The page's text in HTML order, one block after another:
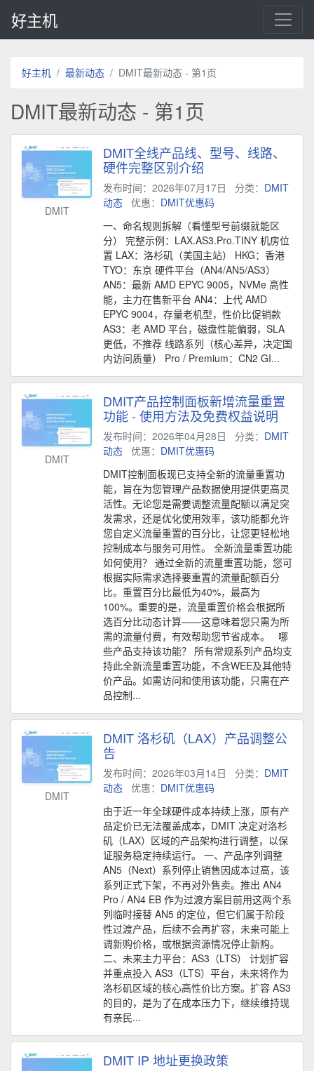
好主机
好主机 最新动态 DMIT最新动态 - 第1页
DMIT最新动态 - 第1页
DMIT
DMIT全线产品线、型号、线路、
硬件完整区别介绍
发布时间：2026年07月17日 分类： DMIT
动态 优惠： DMIT优惠码
一、命名规则拆解（看懂型号前缀就能区
分） 完整示例：LAX.AS3.Pro.TINY 机房位
置 LAX：洛杉矶（美国主站） HKG：香港
TYO：东京 硬件平台（AN4/AN5/AS3）
AN5：最新 AMD EPYC 9005，NVMe 高性
能，主力在售新平台 AN4：上代 AMD
EPYC 9004，存量老机型，性价比促销款
AS3：老 AMD 平台，磁盘性能偏弱，SLA
更低，不推荐 线路系列（核心差异，决定国
内访问质量） Pro / Premium：CN2 GI...
DMIT
DMIT产品控制面板新增流量重置
功能 - 使用方法及免费权益说明
发布时间：2026年04月28日 分类： DMIT
动态 优惠： DMIT优惠码
DMIT控制面板现已支持全新的流量重置功
能，旨在为您管理产品数据使用提供更高灵
活性。无论您是需要调整流量配额以满足突
发需求，还是优化使用效率，该功能都允许
您自定义流量重置的百分比，让您更轻松地
控制成本与服务可用性。 全新流量重置功能
如何使用？ 通过全新的流量重置功能，您可
根据实际需求选择要重置的流量配额百分
比。重置百分比最低为40%，最高为
100%。重要的是，流量重置价格会根据所
选百分比动态计算——这意味着您只需为所
需的流量付费，有效帮助您节省成本。 哪
些产品支持该功能？ 所有常规系列产品均支
持此全新流量重置功能，不含WEE及其他特
价产品。如需访问和使用该功能，只需在产
品控制...
DMIT
DMIT 洛杉矶（LAX）产品调整公
告
发布时间：2026年03月14日 分类： DMIT
动态 优惠： DMIT优惠码
由于近一年全球硬件成本持续上涨，原有产
品定价已无法覆盖成本，DMIT 决定对洛杉
矶（LAX）区域的产品架构进行调整，以保
证服务稳定持续运行。 一、产品序列调整
AN5（Next）系列停止销售因成本过高，该
系列正式下架，不再对外售卖。推出 AN4
Pro / AN4 EB 作为过渡方案目前用这两个系
列临时接替 AN5 的定位，但它们属于阶段
性过渡产品，后续不会再扩容，未来可能上
调新购价格，或根据资源情况停止新购。
二、未来主力平台：AS3（LTS） 计划扩容
并重点投入 AS3（LTS）平台，未来将作为
洛杉矶区域的核心高性价比方案。扩容 AS3
的目的，是为了在成本压力下，继续维持现
有亲民...
DMIT IP 地址更换政策